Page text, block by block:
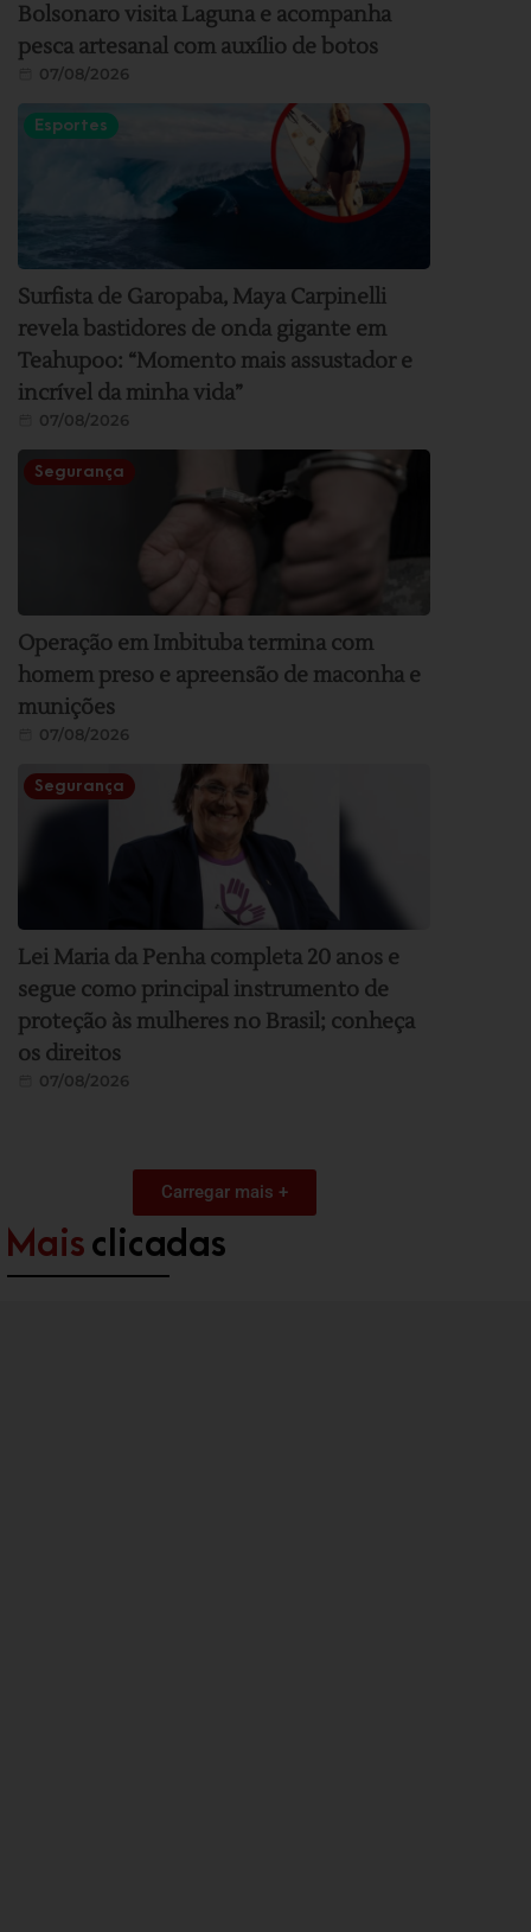
Bolsonaro visita Laguna e acompanha
pesca artesanal com auxílio de botos
07/08/2026
Esportes
Surfista de Garopaba, Maya Carpinelli
revela bastidores de onda gigante em
Teahupoo: “Momento mais assustador e
incrível da minha vida”
07/08/2026
Segurança
Operação em Imbituba termina com
homem preso e apreensão de maconha e
munições
07/08/2026
Segurança
Lei Maria da Penha completa 20 anos e
segue como principal instrumento de
proteção às mulheres no Brasil; conheça
os direitos
07/08/2026
Carregar mais +
Mais clicadas